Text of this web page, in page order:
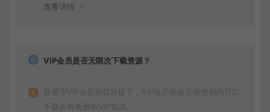
查看详情
VIP会员是否无限次下载资源？
在遵守VIP会员协议前提下，VIP会员在会员有效期内可以
下载所有免费和VIP资源。